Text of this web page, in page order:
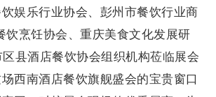
娱乐行业协会、彭州市餐饮行业商
饮烹饪协会、重庆美食文化发展研
县酒店餐饮协会组织机构莅临展会
西南酒店餐饮旗舰盛会的宝贵窗口